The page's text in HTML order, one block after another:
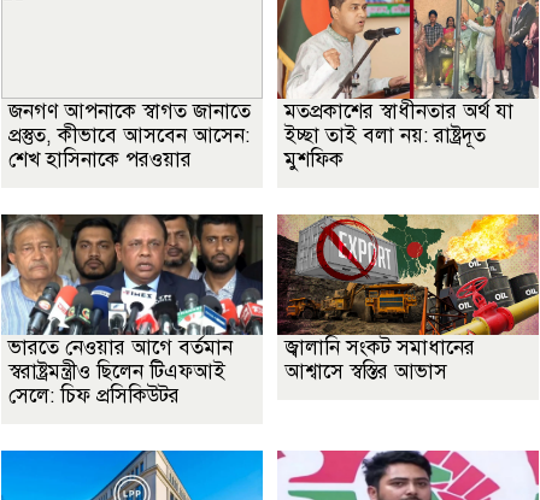
জনগণ আপনাকে স্বাগত জানাতে
প্রস্তুত, কীভাবে আসবেন আসেন:
শেখ হাসিনাকে পরওয়ার
মতপ্রকাশের স্বাধীনতার অর্থ যা
ইচ্ছা তাই বলা নয়: রাষ্ট্রদূত
মুশফিক
ভারতে নেওয়ার আগে বর্তমান
স্বরাষ্ট্রমন্ত্রীও ছিলেন টিএফআই
সেলে: চিফ প্রসিকিউটর
জ্বালানি সংকট সমাধানের
আশ্বাসে স্বস্তির আভাস